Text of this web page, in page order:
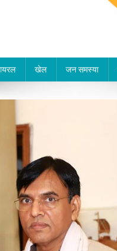
खेल जन समस्या